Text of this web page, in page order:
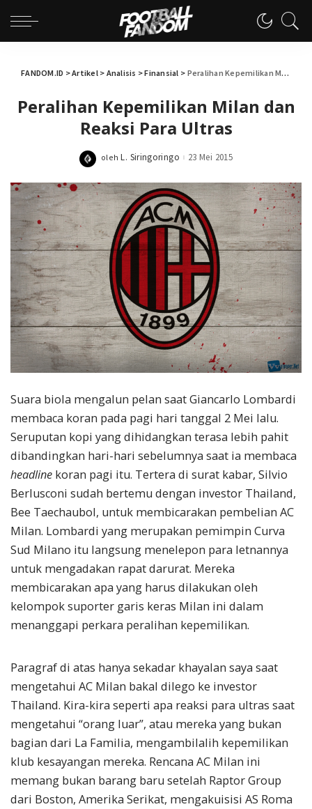
FANDOM.ID >Artikel> Analisis >Finansial > Peralihan Kepemilikan Milan dan Reaksi Para Ultras
Peralihan Kepemilikan Milan dan
Reaksi Para Ultras
Posted
oleh L. Siringoringo 23 Mei 2015
Suara biola mengalun pelan saat Giancarlo Lombardi
membaca koran pada pagi hari tanggal 2 Mei lalu.
Seruputan kopi yang dihidangkan terasa lebih pahit
dibandingkan hari-hari sebelumnya saat ia membaca
headline koran pagi itu. Tertera di surat kabar, Silvio
Berlusconi sudah bertemu dengan investor Thailand,
Bee Taechaubol, untuk membicarakan pembelian AC
Milan. Lombardi yang merupakan pemimpin Curva
Sud Milano itu langsung menelepon para letnannya
untuk mengadakan rapat darurat. Mereka
membicarakan apa yang harus dilakukan oleh
kelompok suporter garis keras Milan ini dalam
menanggapi perkara peralihan kepemilikan.
Paragraf di atas hanya sekadar khayalan saya saat
mengetahui AC Milan bakal dilego ke investor
Thailand. Kira-kira seperti apa reaksi para ultras saat
mengetahui “orang luar”, atau mereka yang bukan
bagian dari La Familia, mengambilalih kepemilikan
klub kesayangan mereka. Rencana AC Milan ini
memang bukan barang baru setelah Raptor Group
dari Boston, Amerika Serikat, mengakuisisi AS Roma